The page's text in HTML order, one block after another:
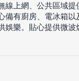
上網、公共區域提
備有廚房、電冰箱
娛樂。貼心提供微